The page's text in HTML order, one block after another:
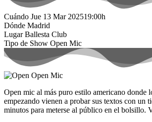
Cuándo Jue 13 Mar 202519:00h
Dónde Madrid
LugarBallesta Club
Tipo de Show Open Mic
Open mic al más puro estilo americano donde
empezando vienen a probar sus textos con un
minutos para meterse al público en el bolsillo.